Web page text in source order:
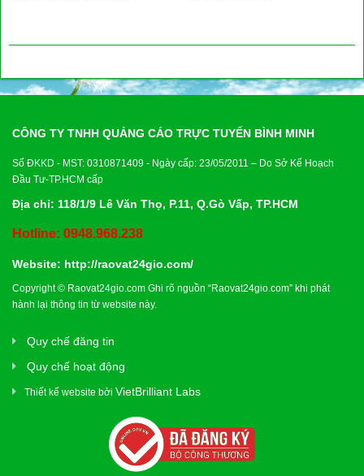
CÔNG TY TNHH QUẢNG CÁO TRỰC TUYẾN BÌNH MINH
Số ĐKKD - MST: 0310871409 - Ngày cấp: 23/05/2011 – Do Sở Kế Hoạch
Đầu Tư-TP.HCM cấp
Địa chỉ: 118/1/9 Lê Văn Thọ, P.11, Q.Gò Vấp, TP.HCM
Hotline: 0948.968.238
Website: http://raovat24gio.com/
Copyright © Raovat24gio.com Ghi rõ nguồn “Raovat24gio.com” khi phát
hành lại thông tin từ website này.
Quy chế đăng tin
Quy chế hoạt động
Thiết kế website bởi VietBrilliant Labs